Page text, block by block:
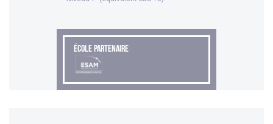
ÉCOLE PARTENAIRE